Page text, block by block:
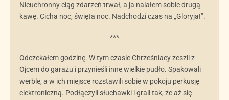
Nieuchronny ciąg zdarzeń trwał, a ja nalałem sobie drugą
kawę. Cicha noc, święta noc. Nadchodzi czas na „Gloryja!”.
***
Odczekałem godzinę. W tym czasie Chrześniacy zeszli z
Ojcem do garażu i przynieśli inne wielkie pudło. Spakowali
werble, a w ich miejsce rozstawili sobie w pokoju perkusję
elektroniczną. Podłączyli słuchawki i grali tak, że aż się